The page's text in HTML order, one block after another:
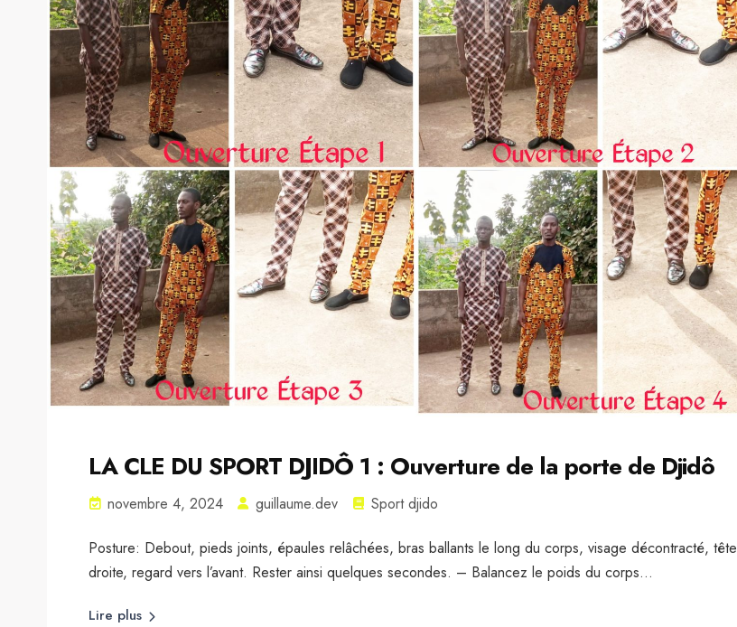
LA CLE DU SPORT DJIDÔ 1 : Ouverture de la porte de Djidô
novembre 4, 2024 guillaume.dev Sport djido
Posture: Debout, pieds joints, épaules relâchées, bras ballants le long du corps, visage décontracté, tête
droite, regard vers l’avant. Rester ainsi quelques secondes. – Balancez le poids du corps...
Lire plus